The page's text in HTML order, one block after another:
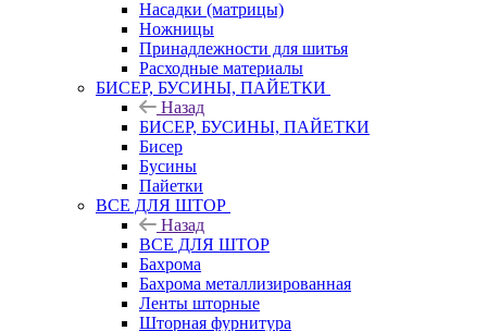
Насадки (матрицы)
Ножницы
Принадлежности для шитья
Расходные материалы
БИСЕР, БУСИНЫ, ПАЙЕТКИ
Назад
БИСЕР, БУСИНЫ, ПАЙЕТКИ
Бисер
Бусины
Пайетки
ВСЕ ДЛЯ ШТОР
Назад
ВСЕ ДЛЯ ШТОР
Бахрома
Бахрома металлизированная
Ленты шторные
Шторная фурнитура